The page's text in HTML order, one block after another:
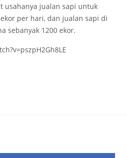
usahanya jualan sapi untuk
per hari, dan jualan sapi di
sebanyak 1200 ekor.